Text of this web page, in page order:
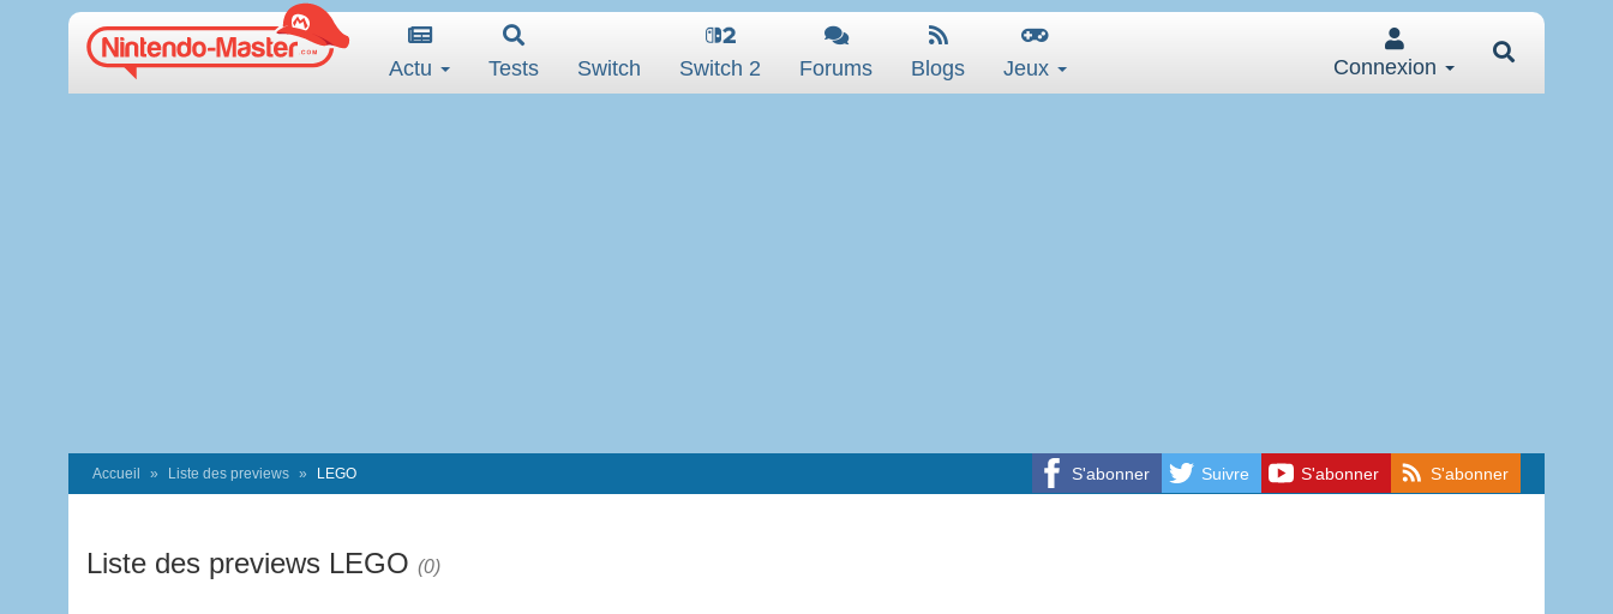
Actu Tests Switch Switch 2 Forums Blogs Jeux Connexion
S'abonner Suivre S'abonner S'abonner
Accueil Liste des previews LEGO
Liste des previews LEGO (0)